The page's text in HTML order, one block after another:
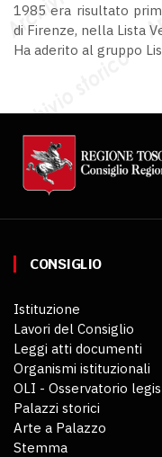
1985 era risultato
di Firenze, nella Lista
Ha aderito al gruppo
CONSIGLIO
Istituzione
Lavori del Consiglio
Leggi atti documenti
Organismi istituzionali
OLI - Osservatorio
Palazzi storici
Arte a Palazzo
Stemma